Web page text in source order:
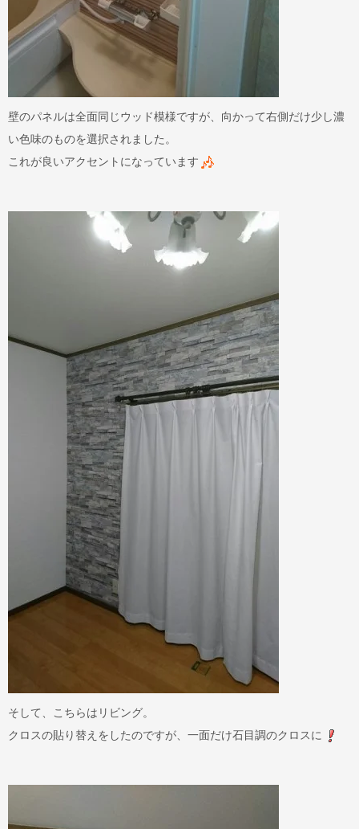
壁のパネルは全面同じウッド模様ですが、向かって右側だけ少し濃
い色味のものを選択されました。
これが良いアクセントになっています
そして、こちらはリビング。
クロスの貼り替えをしたのですが、一面だけ石目調のクロスに